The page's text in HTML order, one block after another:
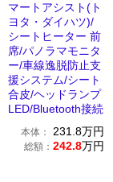
マートアシスト(ト
ヨタ・ダイハツ)/
シートヒーター 前
席/パノラマモニタ
ー/車線逸脱防止支
援システム/シート
合皮/ヘッドランプ
LED/Bluetooth接続
本体： 231.8万円
総額： 242.8万円